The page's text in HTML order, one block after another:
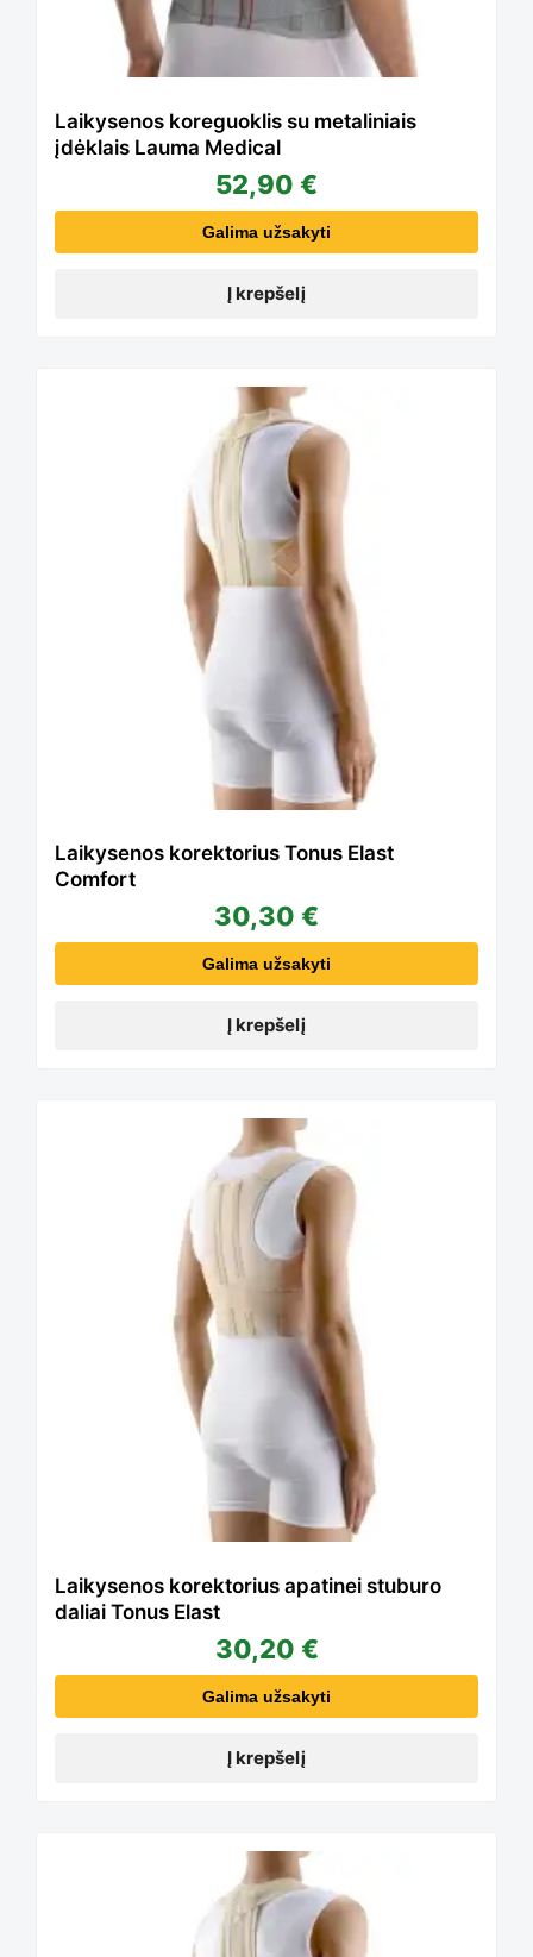
Laikysenos koreguoklis su metaliniais
įdėklais Lauma Medical
52,90 €
Galima užsakyti
Į krepšelį
Laikysenos korektorius Tonus Elast
Comfort
30,30 €
Galima užsakyti
Į krepšelį
Laikysenos korektorius apatinei stuburo
daliai Tonus Elast
30,20 €
Galima užsakyti
Į krepšelį